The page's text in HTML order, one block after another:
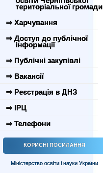
територіальної громади
⇒ Харчування
⇒ Доступ до публічної
інформації
⇒ Публічні закупівлі
⇒ Вакансії
⇒ Реєстрація в ДНЗ
⇒ ІРЦ
⇒ Телефони
КОРИСНІ ПОСИЛАННЯ
Міністерство освіти і науки України